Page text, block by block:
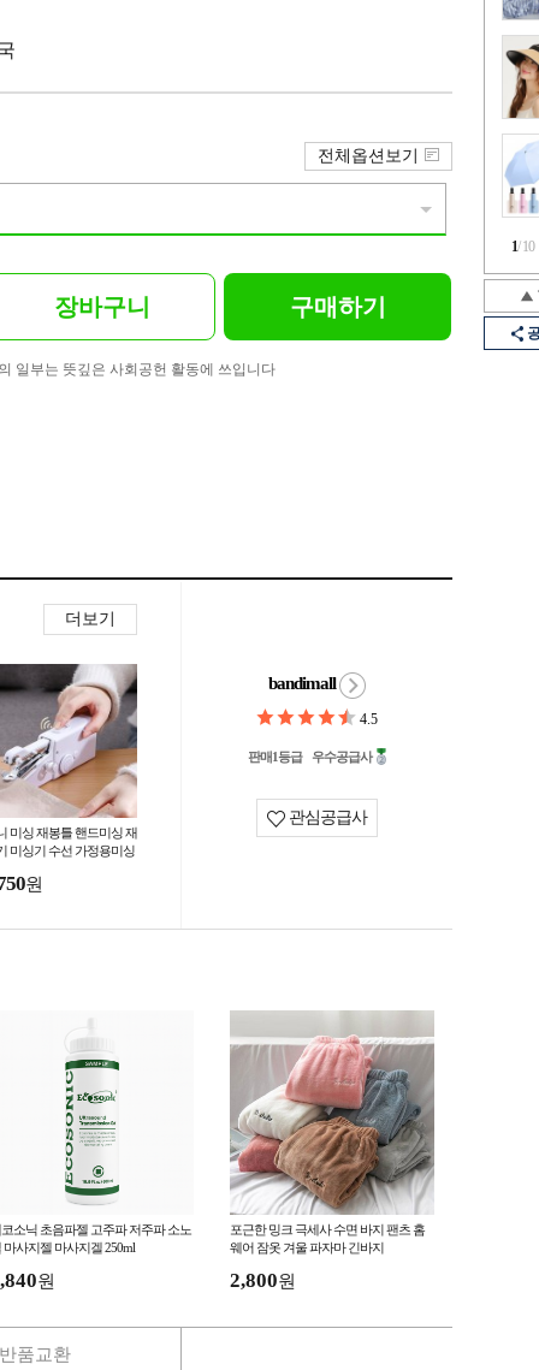
1/10
전체옵션보기
장바구니 구매하기
일부는 뜻깊은 사회공헌 활동에 쓰입니다
더보기
미싱 재봉틀 핸드미싱 재
미싱기 수선 가정용미싱
원
bandimall
4.5
판매1등급 우수공급사
관심공급사
소닉 초음파젤 고주파 저주파 소노
마사지젤 마사지겔 250ml
원
포근한 밍크 극세사 수면 바지 팬츠 홈
웨어 잠옷 겨울 파자마 긴바지
2,800원
반품교환